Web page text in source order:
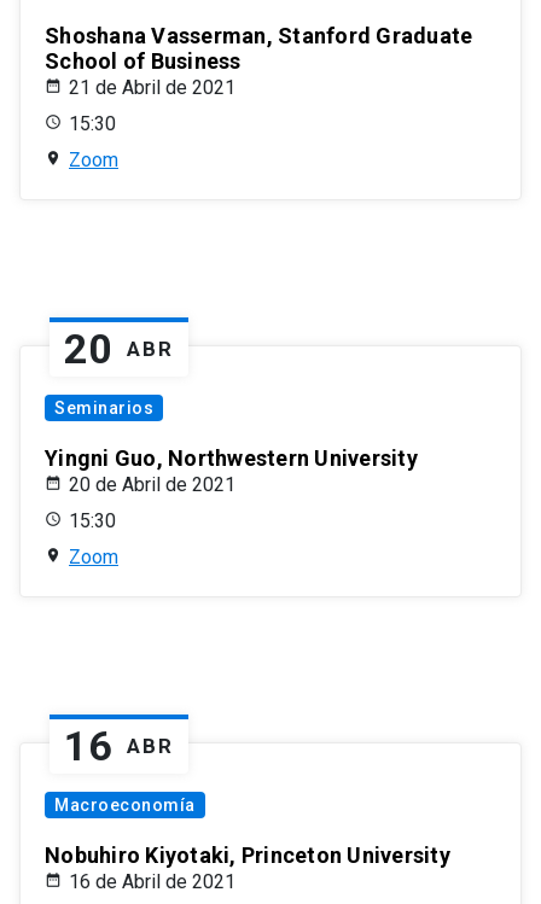
Shoshana Vasserman, Stanford Graduate
School of Business
21 de Abril de 2021
15:30
Zoom
20 ABR
Seminarios
Yingni Guo, Northwestern University
20 de Abril de 2021
15:30
Zoom
16 ABR
Macroeconomía
Nobuhiro Kiyotaki, Princeton University
16 de Abril de 2021